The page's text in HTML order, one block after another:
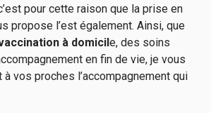
pour cette raison que la prise en
propose l’est également. Ainsi, que
à domicile, des soins
en fin de vie, je vous
vos proches l’accompagnement qui